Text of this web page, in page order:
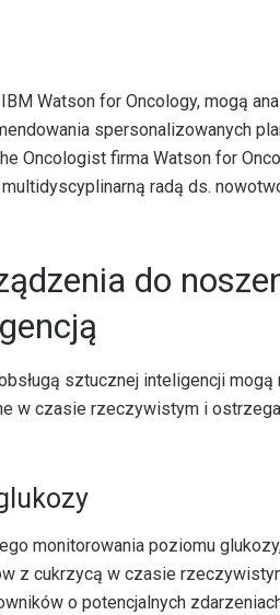
Watson for Oncology, mogą
spersonalizowanych
Oncologist firma Watson for
radą ds.
do
sztucznej inteligencji mogą
w czasie rzeczywistym i
monitorowania poziomu
z cukrzycą w czasie
o potencjalnych